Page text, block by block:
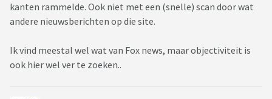
kanten rammelde. Ook niet met een (snelle) scan door wat
andere nieuwsberichten op die site.
Ik vind meestal wel wat van Fox news, maar objectiviteit is
ook hier wel ver te zoeken..